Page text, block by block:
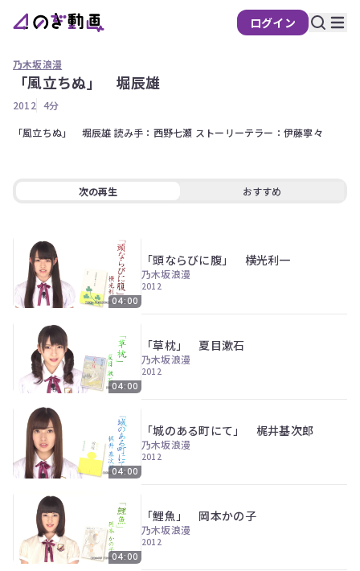
ログイン
の
乃木坂浪漫
「風立ちぬ」 堀辰雄
2012 4分
「風立ちぬ」　堀辰雄 読み手：西野七瀬 ストーリーテラー：伊藤寧々
次の再生 おすすめ
04:00
「頭ならびに腹」 横光利一
乃木坂浪漫
2012
04:00
「草枕」 夏目漱石
乃木坂浪漫
2012
04:00
「城のある町にて」 梶井基次郎
乃木坂浪漫
2012
04:00
「鯉魚」 岡本かの子
乃木坂浪漫
2012